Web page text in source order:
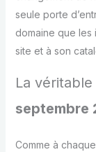
seule porte
domaine que
site et à son
La
septembre
Comme à